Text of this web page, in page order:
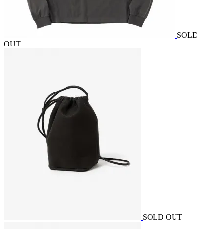
SOLD
OUT
SOLD OUT